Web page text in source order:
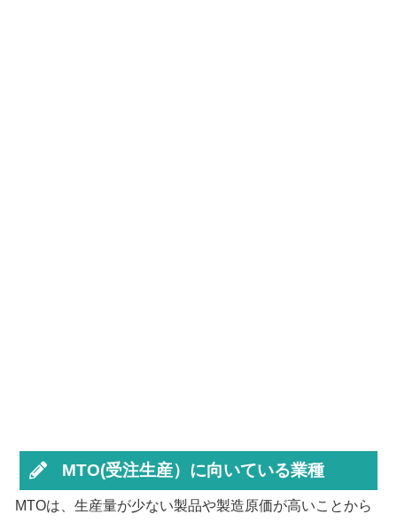
MTO(受注生産）に向いている業種
MTOは、生産量が少ない製品や製造原価が高いことから